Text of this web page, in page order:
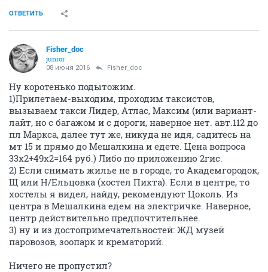
ОТВЕТИТЬ
Fisher_doc
junior
08 июня 2016 Fisher_doc
Ну коротенько подытожим.
1)Прилетаем-выходим, проходим таксистов,
вызываем такси Лидер, Атлас, Максим (или вариант-
лайт, но с багажом и с дороги, наверное нет. авт.112 до
пл Маркса, далее тут же, никуда не идя, садитесь на
мт 15 и прямо до Мешалкина и едете. Цена вопроса
33х2+49х2=164 руб.) Либо по приложению 2гис.
2) Если снимать жилье не в городе, то Академгородок,
Щ или Н/Ельцовка (хостел Пихта). Если в центре, то
хостелы я видел, найду, рекомендуют Цоколь. Из
центра в Мешалкина едем на электричке. Наверное,
центр действительно предпочтительнее.
3) ну и из достопримечательностей: ЖД музей
паровозов, зоопарк и крематорий.
Ничего не пропустил?